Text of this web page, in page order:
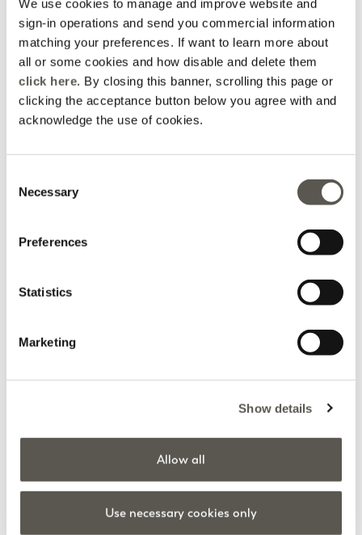
We use cookies to manage and improve website and
sign-in operations and send you commercial information
matching your preferences. If want to learn more about
all or some cookies and how disable and delete them
click here. By closing this banner, scrolling this page or
clicking the acceptance button below you agree with and
acknowledge the use of cookies.
Selection
Necessary
Preferences
Statistics
Marketing
Show details
Allow all
Use necessary cookies only
3 Farben
Price reduced from
€ 110,00to€ 77,00
3 Farben
Bedrucktes Bandana aus
Dunkelorange